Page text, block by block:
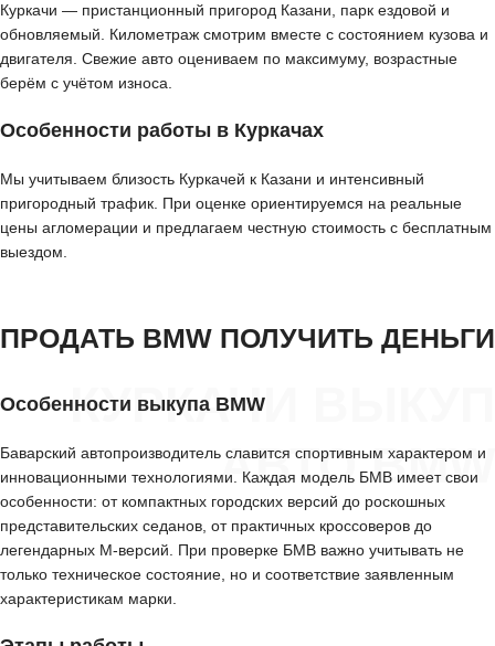
Куркачи — пристанционный пригород Казани, парк ездовой и
обновляемый. Километраж смотрим вместе с состоянием кузова и
двигателя. Свежие авто оцениваем по максимуму, возрастные
берём с учётом износа.
Особенности работы в Куркачах
Мы учитываем близость Куркачей к Казани и интенсивный
пригородный трафик. При оценке ориентируемся на реальные
цены агломерации и предлагаем честную стоимость с бесплатным
выездом.
КУРКАЧИ ВЫКУП
АВТО BMW
ПРОДАТЬ BMW ПОЛУЧИТЬ ДЕНЬГИ
Особенности выкупа BMW
Баварский автопроизводитель славится спортивным характером и
инновационными технологиями. Каждая модель БМВ имеет свои
особенности: от компактных городских версий до роскошных
представительских седанов, от практичных кроссоверов до
легендарных M-версий. При проверке БМВ важно учитывать не
только техническое состояние, но и соответствие заявленным
характеристикам марки.